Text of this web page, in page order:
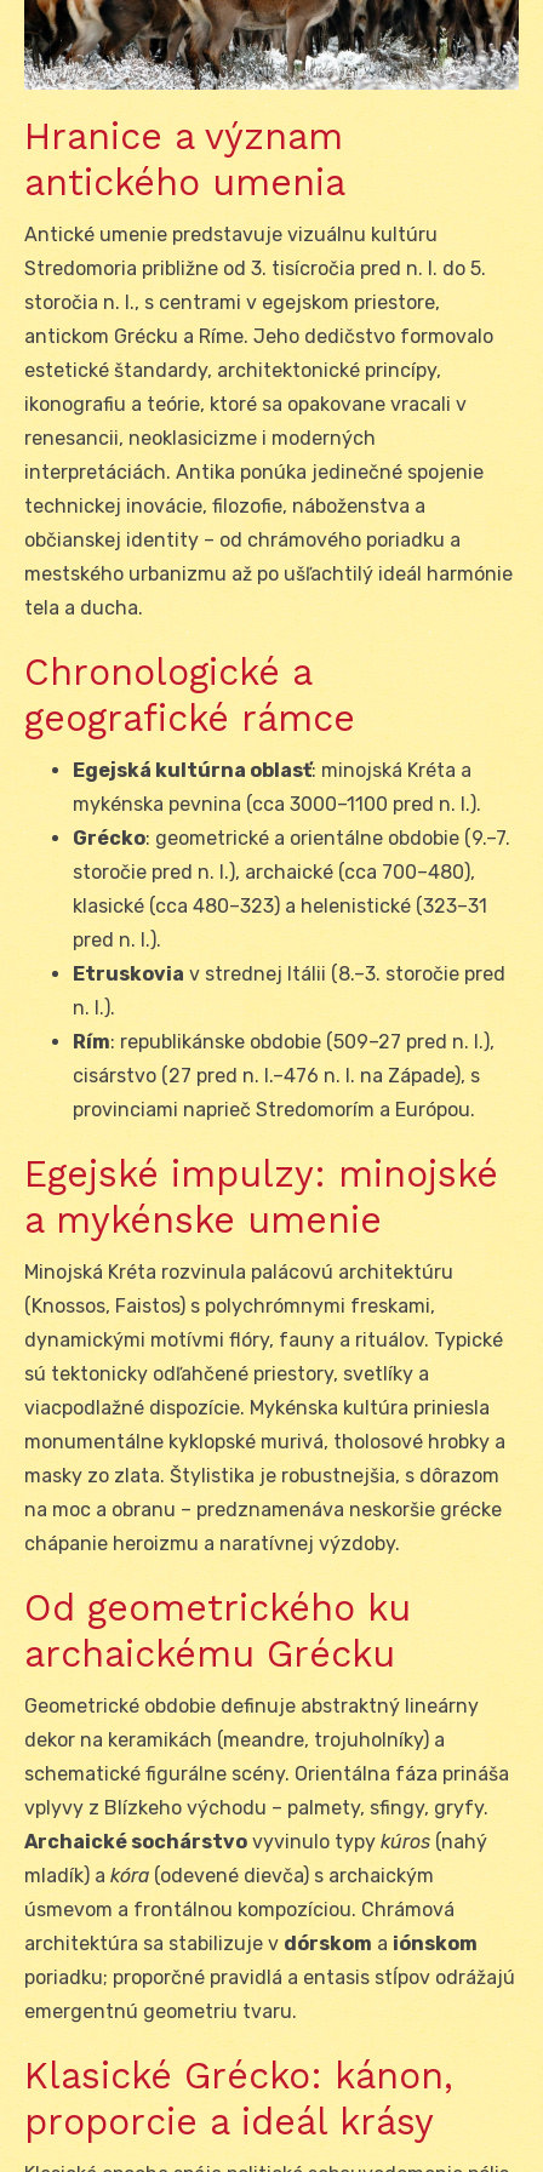
Hranice a význam
antického umenia
Antické umenie predstavuje vizuálnu kultúru
Stredomoria približne od 3. tisícročia pred n. l. do 5.
storočia n. l., s centrami v egejskom priestore,
antickom Grécku a Ríme. Jeho dedičstvo formovalo
estetické štandardy, architektonické princípy,
ikonografiu a teórie, ktoré sa opakovane vracali v
renesancii, neoklasicizme i moderných
interpretáciách. Antika ponúka jedinečné spojenie
technickej inovácie, filozofie, náboženstva a
občianskej identity – od chrámového poriadku a
mestského urbanizmu až po ušľachtilý ideál harmónie
tela a ducha.
Chronologické a
geografické rámce
Egejská kultúrna oblasť: minojská Kréta a
mykénska pevnina (cca 3000–1100 pred n. l.).
Grécko: geometrické a orientálne obdobie (9.–7.
storočie pred n. l.), archaické (cca 700–480),
klasické (cca 480–323) a helenistické (323–31
pred n. l.).
Etruskovia v strednej Itálii (8.–3. storočie pred
n. l.).
Rím: republikánske obdobie (509–27 pred n. l.),
cisárstvo (27 pred n. l.–476 n. l. na Západe), s
provinciami naprieč Stredomorím a Európou.
Egejské impulzy: minojské
a mykénske umenie
Minojská Kréta rozvinula palácovú architektúru
(Knossos, Faistos) s polychrómnymi freskami,
dynamickými motívmi flóry, fauny a rituálov. Typické
sú tektonicky odľahčené priestory, svetlíky a
viacpodlažné dispozície. Mykénska kultúra priniesla
monumentálne kyklopské murivá, tholosové hrobky a
masky zo zlata. Štylistika je robustnejšia, s dôrazom
na moc a obranu – predznamenáva neskoršie grécke
chápanie heroizmu a naratívnej výzdoby.
Od geometrického ku
archaickému Grécku
Geometrické obdobie definuje abstraktný lineárny
dekor na keramikách (meandre, trojuholníky) a
schematické figurálne scény. Orientálna fáza prináša
vplyvy z Blízkeho východu – palmety, sfingy, gryfy.
Archaické sochárstvo vyvinulo typy kúros (nahý
mladík) a kóra (odevené dievča) s archaickým
úsmevom a frontálnou kompozíciou. Chrámová
architektúra sa stabilizuje v dórskom a iónskom
poriadku; proporčné pravidlá a entasis stĺpov odrážajú
emergentnú geometriu tvaru.
Klasické Grécko: kánon,
proporcie a ideál krásy